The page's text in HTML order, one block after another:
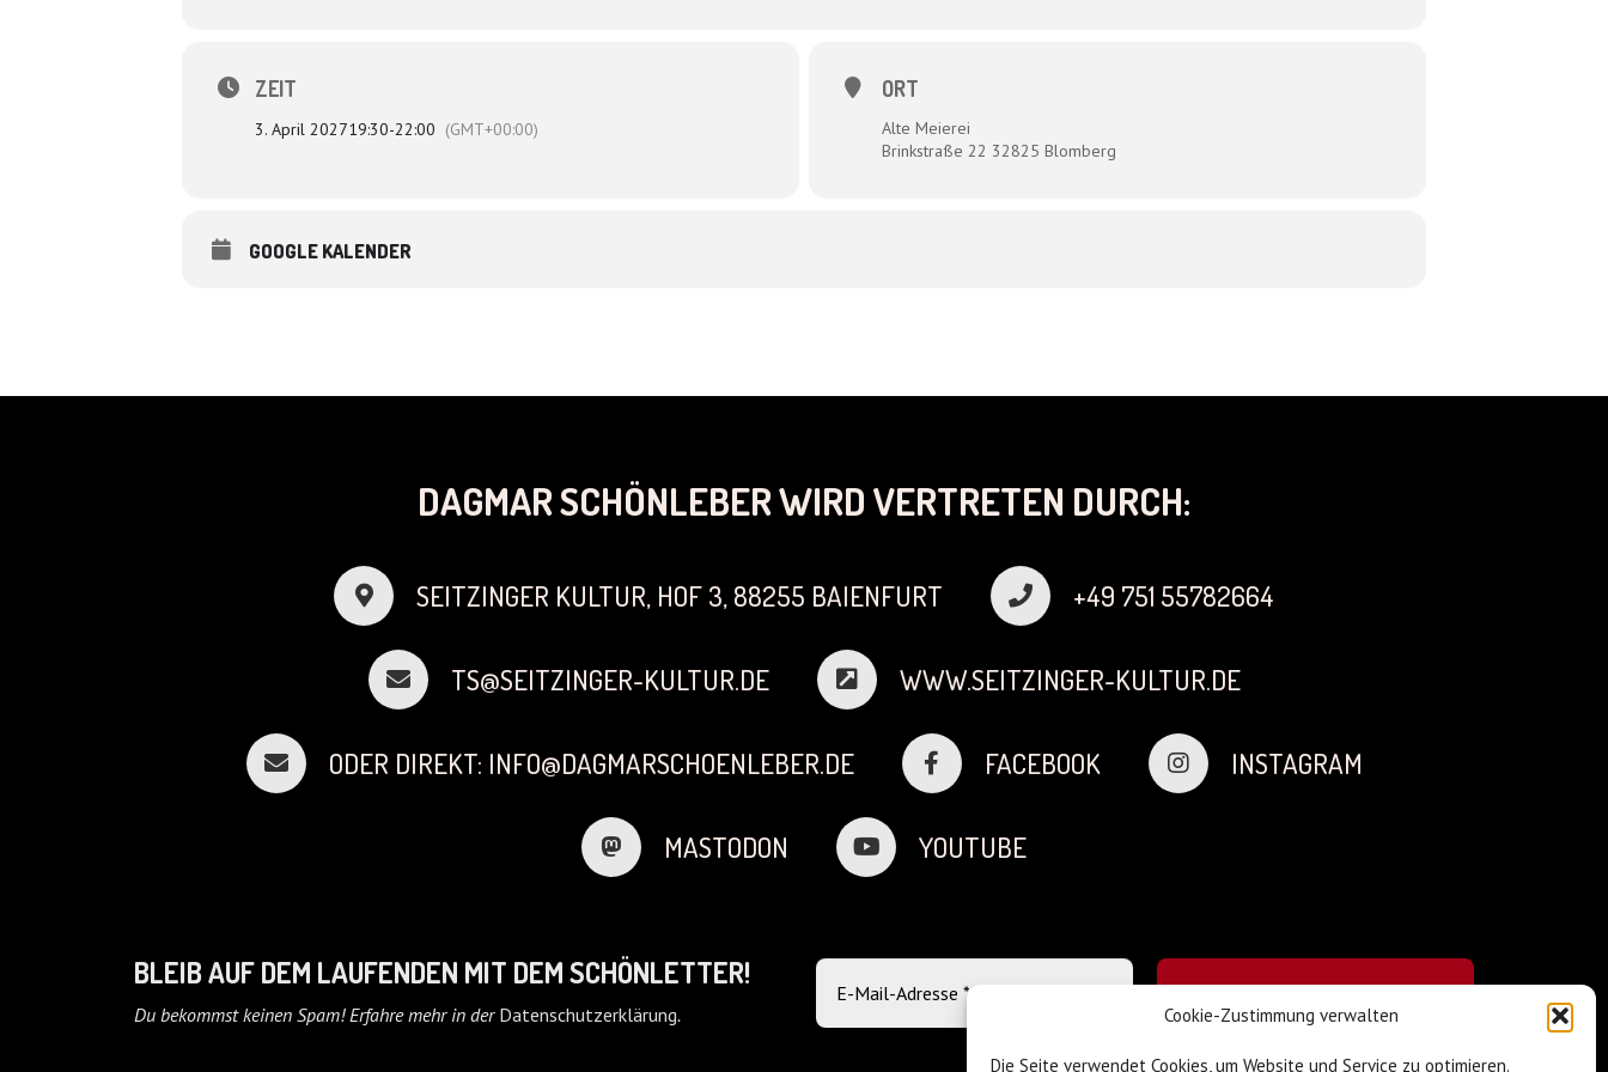
Cookie-Zustimmung verwalten
Die Seite verwendet Cookies, um Website und Service zu optimieren.
ZEIT
3. April 202719:30-22:00 (GMT+00:00)
ORT
Alte Meierei
Brinkstraße 22 32825 Blomberg
GOOGLE KALENDER
DAGMAR SCHÖNLEBER WIRD VERTRETEN DURCH:
SEITZINGER KULTUR, HOF 3, 88255 BAIENFURT +49 751 55782664
TS@SEITZINGER-KULTUR.DE WWW.SEITZINGER-KULTUR.DE
ODER DIREKT: INFO@DAGMARSCHOENLEBER.DE FACEBOOK INSTAGRAM
MASTODON YOUTUBE
BLEIB AUF DEM LAUFENDEN MIT DEM SCHÖNLETTER!
Du bekommst keinen Spam! Erfahre mehr in der Datenschutzerklärung.